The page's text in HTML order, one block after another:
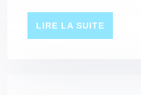
LIRE LA SUITE